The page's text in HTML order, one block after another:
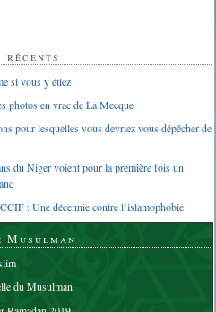
si vous y étiez
photos en vrac de La Mecque
pour lesquelles vous devriez vous dépêcher de
du Niger voient pour la première fois un
: Une décennie contre l’islamophobie
Musulman
du Musulman